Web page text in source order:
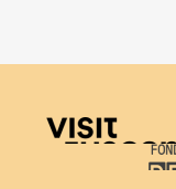
Visit